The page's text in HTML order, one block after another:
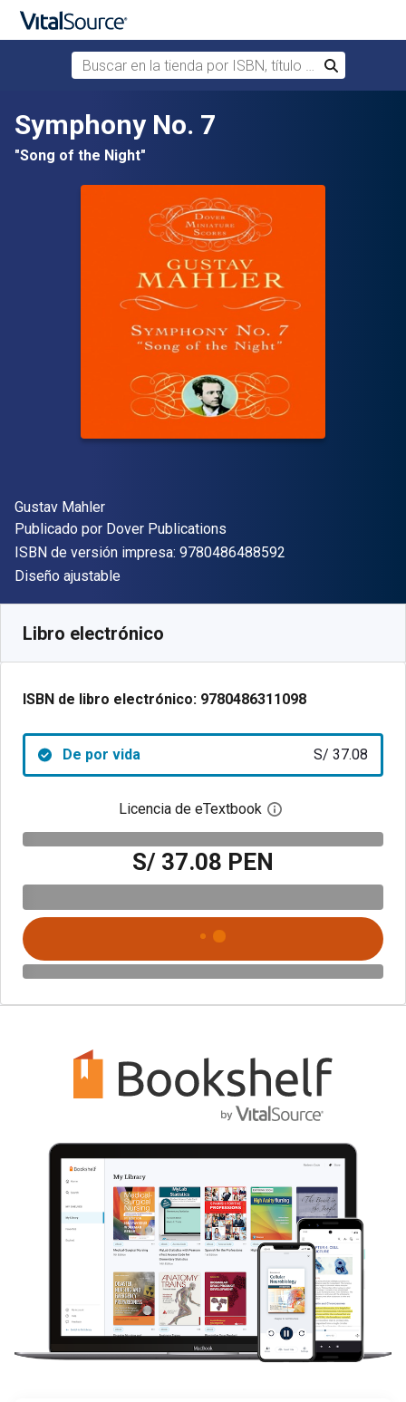
Saltar al contenido principal
Buscar en la tienda por ISBN, título o autor
Buscar
Symphony No. 7
"Song of the Night"
Autor(es)
Gustav Mahler
Editor
Publicado por Dover Publications
ISBN de versión impresa: 9780486488592
Formato
Diseño ajustable
Libro electrónico
ISBN de libro electrónico: 9780486311098
De por vida S/ 37.08
Licencia de eTextbook Abre el cuadro de
S/ 37.08 PEN